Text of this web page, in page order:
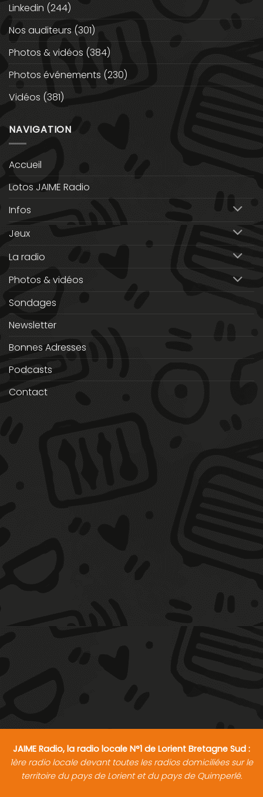
Linkedin (244)
Nos auditeurs (301)
Photos & vidéos (384)
Photos événements (230)
Vidéos (381)
NAVIGATION
Accueil
Lotos JAIME Radio
Infos
Jeux
La radio
Photos & vidéos
Sondages
Newsletter
Bonnes Adresses
Podcasts
Contact
JAIME Radio, la radio locale N°1 de Lorient Bretagne Sud :
1ère radio locale devant toutes les radios domiciliées sur le
territoire du pays de Lorient et du pays de Quimperlé.